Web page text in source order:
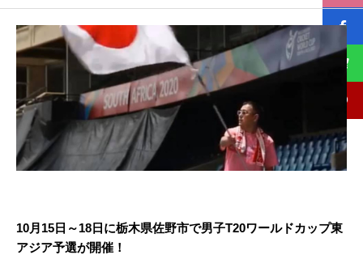
10月15日～18日に栃木県佐野市で男子T20ワールドカップ東
アジア予選が開催！